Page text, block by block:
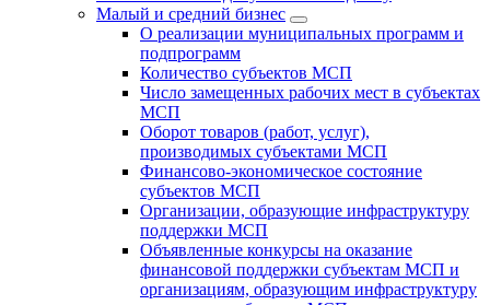
Малый и средний бизнес
О реализации муниципальных программ и
подпрограмм
Количество субъектов МСП
Число замещенных рабочих мест в субъектах
МСП
Оборот товаров (работ, услуг),
производимых субъектами МСП
Финансово-экономическое состояние
субъектов МСП
Организации, образующие инфраструктуру
поддержки МСП
Объявленные конкурсы на оказание
финансовой поддержки субъектам МСП и
организациям, образующим инфраструктуру